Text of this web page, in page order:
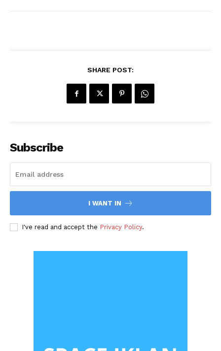
SHARE POST:
Subscribe
I WANT IN
I've read and accept the Privacy Policy.